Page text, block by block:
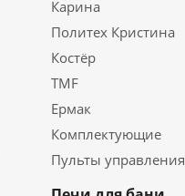
Карина
Политех Кристина
Костёр
TMF
Ермак
Комплектующие
Пульты управления